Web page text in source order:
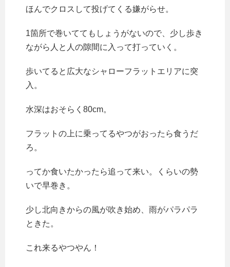
ほんでクロスして投げてくる嫌がらせ。
1箇所で巻いててもしょうがないので、少し歩き
ながら人と人の隙間に入って打っていく。
歩いてると広大なシャローフラットエリアに突
入。
水深はおそらく80cm。
フラットの上に乗ってるやつがおったら食うだ
ろ。
ってか食いたかったら追って来い。くらいの勢
いで早巻き。
少し北向きからの風が吹き始め、雨がパラパラ
ときた。
これ来るやつやん！